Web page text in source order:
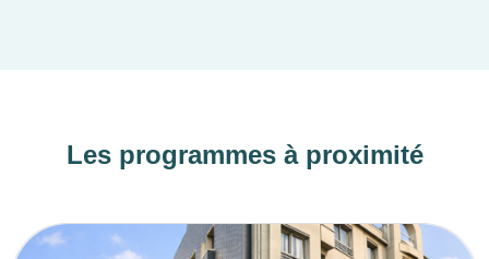
Les programmes à proximité